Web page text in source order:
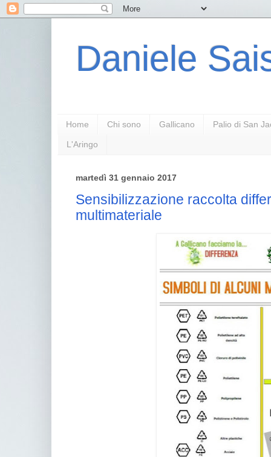
Daniele
Home Chi sono Gallicano Palio di San
L'Aringo
martedì 31 gennaio 2017
Sensibilizzazione raccolta
multimateriale